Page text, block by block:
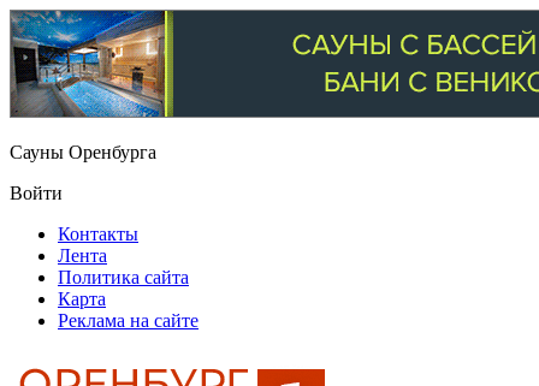
Сауны Оренбурга
Войти
Контакты
Лента
Политика сайта
Карта
Реклама на сайте